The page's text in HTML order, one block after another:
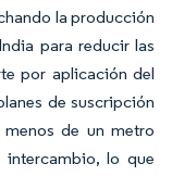
la producción
para reducir las
por aplicación del
de suscripción
de un metro
lo que